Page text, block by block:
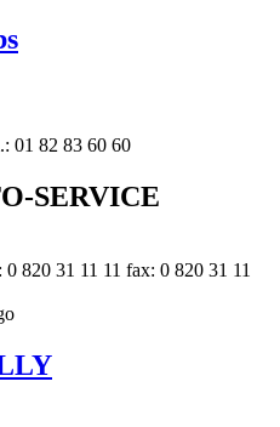
01 82 83 60 60
SERVICE
820 31 11 11 fax: 0 820 31 11